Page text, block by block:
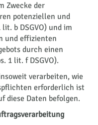
Zwecke der
potenziellen und
b DSGVO) und im
und effizienten
durch einen
1 lit. f DSGVO).
verarbeiten, wie
erforderlich ist
diese Daten befolgen.